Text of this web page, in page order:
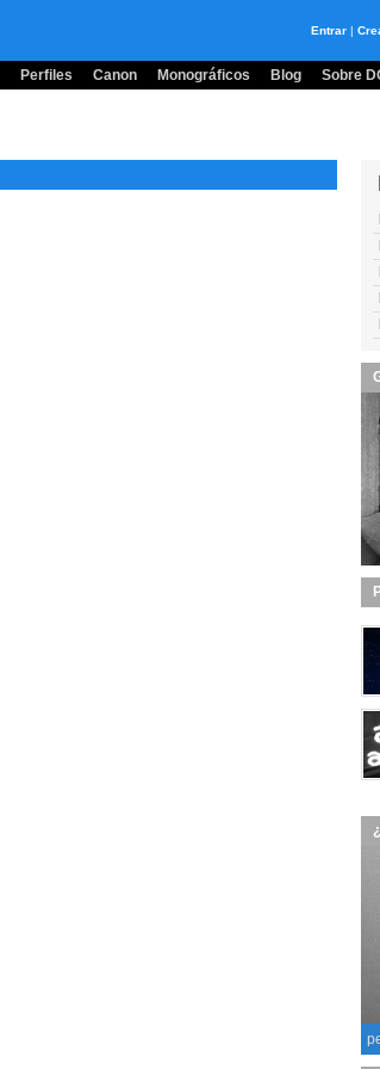
Entrar |
Perfiles Canon Monográficos Blog Sobre